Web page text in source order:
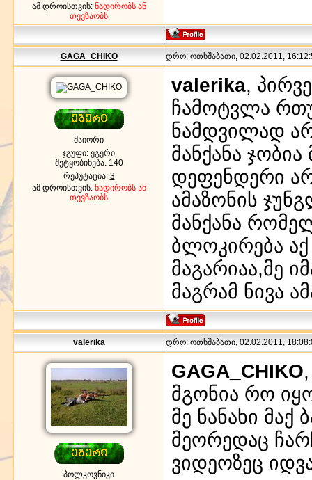
ამ დროისთვის: ნადირობს ან
თევზაობს
GAGA_CHIKO დრო: ოთხშაბათი, 02.02.2011,
მაიორი
ჯგუფი: ეგერი
შეტყობინება: 140
რეპუტაცია: 3
ამ დროისთვის: ნადირობს ან
თევზაობს
valerika,
ჩამოტვლა
ნამდვილად
მანქანა
დეფენდერი
ამაზონის
მანქანა
ბლოკირება აქ
მაგარიაა,მე
მაგრამ ნივა
valerika დრო: ოთხშაბათი, 02.02.2011,
პოლკოვნიკი
GAGA_CHIKO
მგონია რო
მე ნანახი მაქ
მეორედაც
ვიდეოზეც